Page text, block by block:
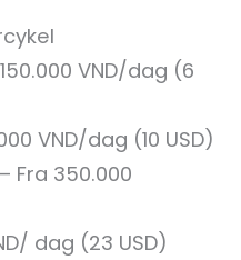
VND/dag (6
VND/dag (10 USD)
– Fra 350.000
dag (23 USD)